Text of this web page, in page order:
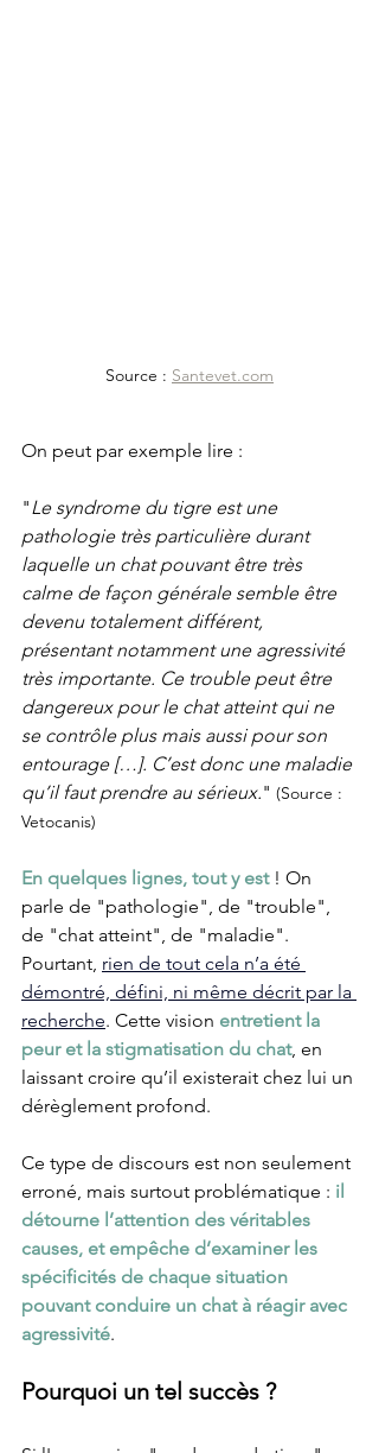
Source : Santevet.com
On peut par exemple lire :
"Le syndrome du tigre est une
pathologie très particulière durant
laquelle un chat pouvant être très
calme de façon générale semble être
devenu totalement différent,
présentant notamment une agressivité
très importante. Ce trouble peut être
dangereux pour le chat atteint qui ne
se contrôle plus mais aussi pour son
entourage […]. C’est donc une maladie
qu’il faut prendre au sérieux." (Source :
Vetocanis)
En quelques lignes, tout y est ! On
parle de "pathologie", de "trouble",
de "chat atteint", de "maladie".
Pourtant, rien de tout cela n’a été
démontré, défini, ni même décrit par la
recherche. Cette vision entretient la
peur et la stigmatisation du chat, en
laissant croire qu’il existerait chez lui un
dérèglement profond.
Ce type de discours est non seulement
erroné, mais surtout problématique : il
détourne l’attention des véritables
causes, et empêche d’examiner les
spécificités de chaque situation
pouvant conduire un chat à réagir avec
agressivité.
Pourquoi un tel succès ?